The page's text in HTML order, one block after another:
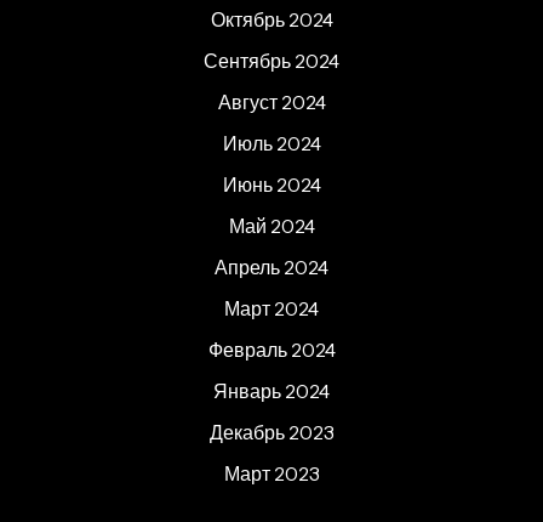
Октябрь 2024
Сентябрь 2024
Август 2024
Июль 2024
Июнь 2024
Май 2024
Апрель 2024
Март 2024
Февраль 2024
Январь 2024
Декабрь 2023
Март 2023